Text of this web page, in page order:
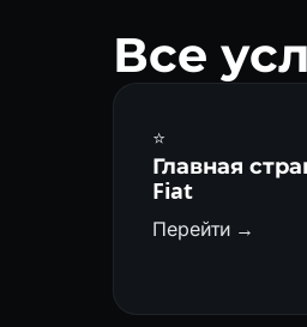
Все
⭐
Главная
Fiat
Перейти →